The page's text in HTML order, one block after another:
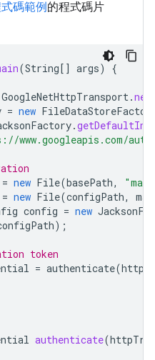
碼範例的程式碼片
(String[] args)
{
GoogleNetHttpTransport.
= new
.
www.googleapis.com/
= new File(basePath,
= new File(configPath,
config = new
);
token
= authenticate(
authenticate(